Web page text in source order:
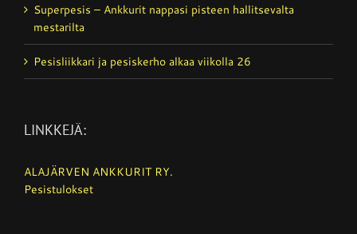
Superpesis – Ankkurit nappasi pisteen hallitsevalta
mestarilta
Pesisliikkari ja pesiskerho alkaa viikolla 26
LINKKEJÄ:
ALAJÄRVEN ANKKURIT RY.
Pesistulokset